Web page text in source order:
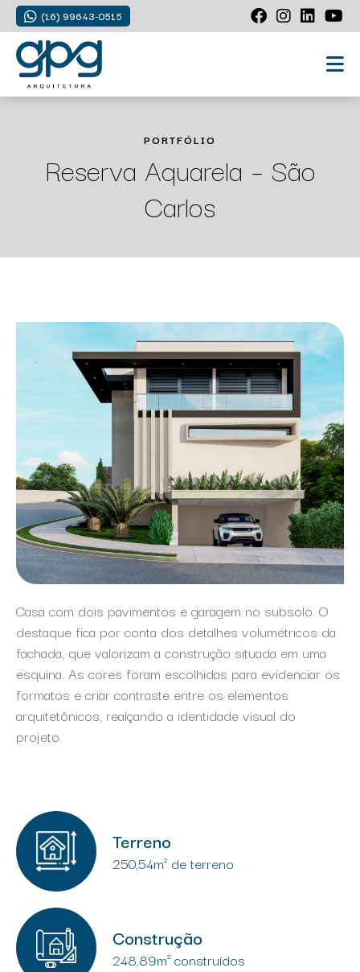
(16) 99643-0515
PORTFÓLIO
Reserva Aquarela – São
Carlos
Casa com dois pavimentos e garagem no subsolo. O
destaque fica por conta dos detalhes volumétricos da
fachada, que valorizam a construção situada em uma
esquina. As cores foram escolhidas para evidenciar os
formatos e criar contraste entre os elementos
arquitetônicos, realçando a identidade visual do
projeto.
Terreno
250,54m² de terreno
Construção
248,89m² construídos